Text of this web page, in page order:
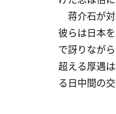
蒋介石が
彼らは日本
で訝りなが
超える厚遇
る日中間の